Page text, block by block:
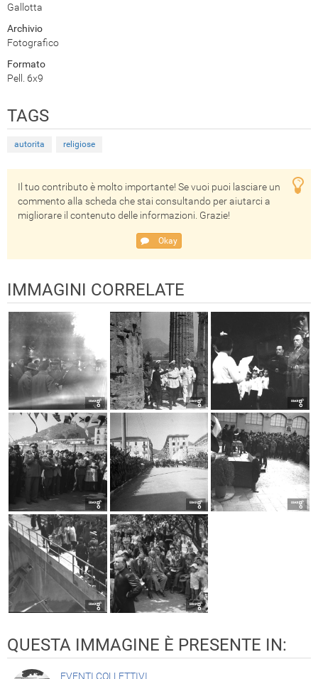
Gallotta
Archivio
Fotografico
Formato
Pell. 6x9
TAGS
autorita religiose
Il tuo contributo è molto importante! Se vuoi puoi lasciare un
commento alla scheda che stai consultando per aiutarci a
migliorare il contenuto delle informazioni. Grazie!
Okay
IMMAGINI CORRELATE
QUESTA IMMAGINE È PRESENTE IN:
EVENTI COLLETTIVI